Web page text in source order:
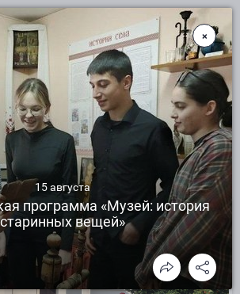
ЦЕНТР КУЛЬТУРНОГО
РАКИТЯНСКОГО РАЙОНА
ОБЛАСТИ